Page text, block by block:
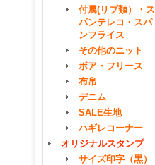
付属(リブ類）・ス
パンテレコ・スパ
ンフライス
その他のニット
ボア・フリース
布帛
デニム
SALE生地
ハギレコーナー
オリジナルスタンプ
サイズ印字（黒）